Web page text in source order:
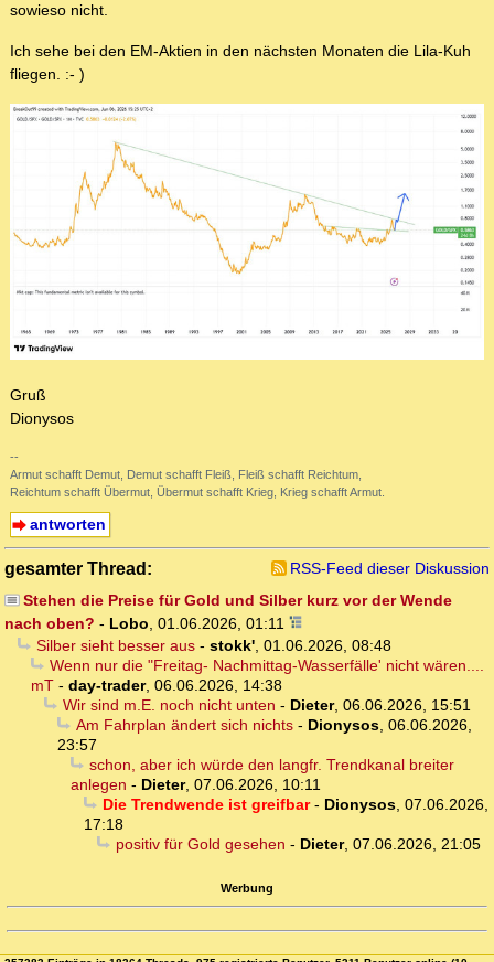
sowieso nicht.
Ich sehe bei den EM-Aktien in den nächsten Monaten die Lila-Kuh
fliegen. :- )
Gruß
Dionysos
--
Armut schafft Demut, Demut schafft Fleiß, Fleiß schafft Reichtum,
Reichtum schafft Übermut, Übermut schafft Krieg, Krieg schafft Armut.
antworten
gesamter Thread:
RSS-Feed dieser Diskussion
Stehen die Preise für Gold und Silber kurz vor der Wende
nach oben? - Lobo, 01.06.2026, 01:11
Silber sieht besser aus- stokk', 01.06.2026, 08:48
Wenn nur die "Freitag- Nachmittag-Wasserfälle' nicht wären....
mT - day-trader, 06.06.2026, 14:38
Wir sind m.E. noch nicht unten - Dieter, 06.06.2026, 15:51
Am Fahrplan ändert sich nichts- Dionysos, 06.06.2026,
23:57
schon, aber ich würde den langfr. Trendkanal breiter
anlegen - Dieter, 07.06.2026, 10:11
Die Trendwende ist greifbar- Dionysos, 07.06.2026,
17:18
positiv für Gold gesehen - Dieter, 07.06.2026, 21:05
Werbung